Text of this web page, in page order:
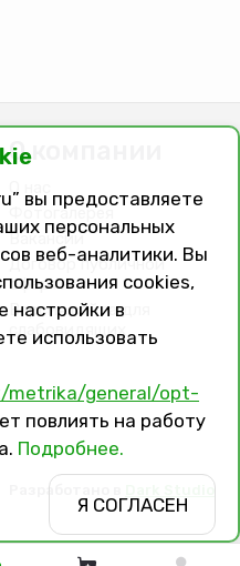
О компании
О нас
Фотогалерея
Вакансии
Договор публичной
оферты
Версия сайта для
слабовидящих
вы предоставляете
персональных
веб-аналитики. Вы
cookies,
настройки в
использовать
metrika/general/opt-
повлиять на работу
Подробнее.
Я СОГЛАСЕН